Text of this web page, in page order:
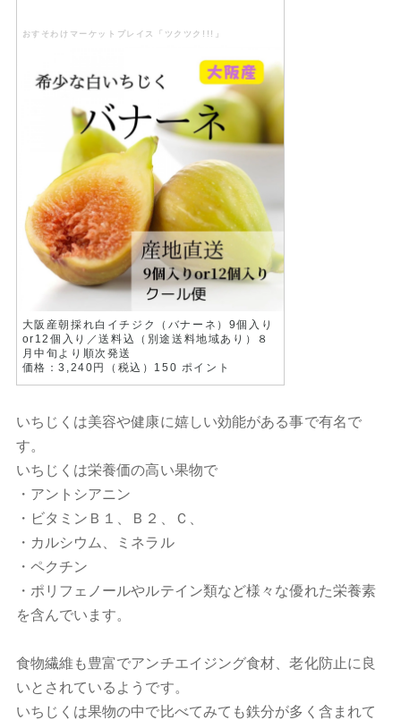
おすそわけマーケットプレイス「ツクツク!!!」
大阪産朝採れ白イチジク（バナーネ）9個入り
or12個入り／送料込（別途送料地域あり）８
月中旬より順次発送
価格：3,240円（税込）150 ポイント
いちじくは美容や健康に嬉しい効能がある事で有名で
す。
いちじくは栄養価の高い果物で
・アントシアニン
・ビタミンＢ１、Ｂ２、Ｃ、
・カルシウム、ミネラル
・ペクチン
・ポリフェノールやルテイン類など様々な優れた栄養素
を含んでいます。
食物繊維も豊富でアンチエイジング食材、老化防止に良
いとされているようです。
いちじくは果物の中で比べてみても鉄分が多く含まれて